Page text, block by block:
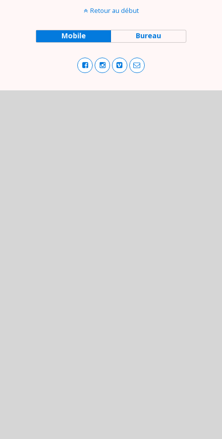
Retour au début
Mobile Bureau